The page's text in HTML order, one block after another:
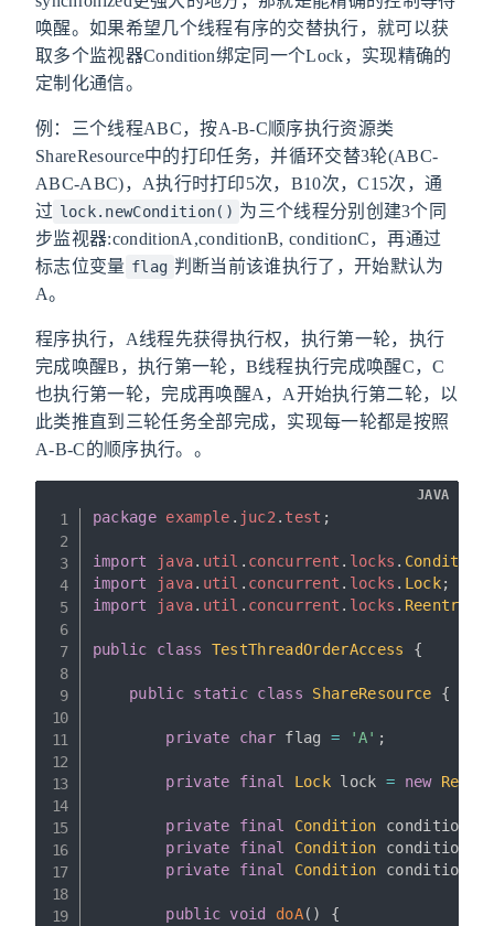
唤醒。如果希望几个线程有序的交替执行，就可以获
取多个监视器Condition绑定同一个Lock，实现精确的
定制化通信。
例：三个线程ABC，按A-B-C顺序执行资源类
ShareResource中的打印任务，并循环交替3轮(ABC-
ABC-ABC)，A执行时打印5次，B10次，C15次，通
过 lock.newCondition() 为三个线程分别创建3个同
步监视器:conditionA,conditionB, conditionC，再通过
标志位变量 flag 判断当前该谁执行了，开始默认为
A。
程序执行，A线程先获得执行权，执行第一轮，执行
完成唤醒B，执行第一轮，B线程执行完成唤醒C，C
也执行第一轮，完成再唤醒A，A开始执行第二轮，以
此类推直到三轮任务全部完成，实现每一轮都是按照
A-B-C的顺序执行。。
package example . juc2. test ;
import java. util . concurrent . locks . Condition
import
java. util . concurrent . locks . Lock;
import
java. util . concurrent . locks .
public class TestThreadOrderAccess {
public static class ShareResource {
private char flag = 'A' ;
private final Lock lock = new
private final Condition conditionA
private
final Condition conditionB
private
final Condition conditionC
public void doA( )
{
JAVA